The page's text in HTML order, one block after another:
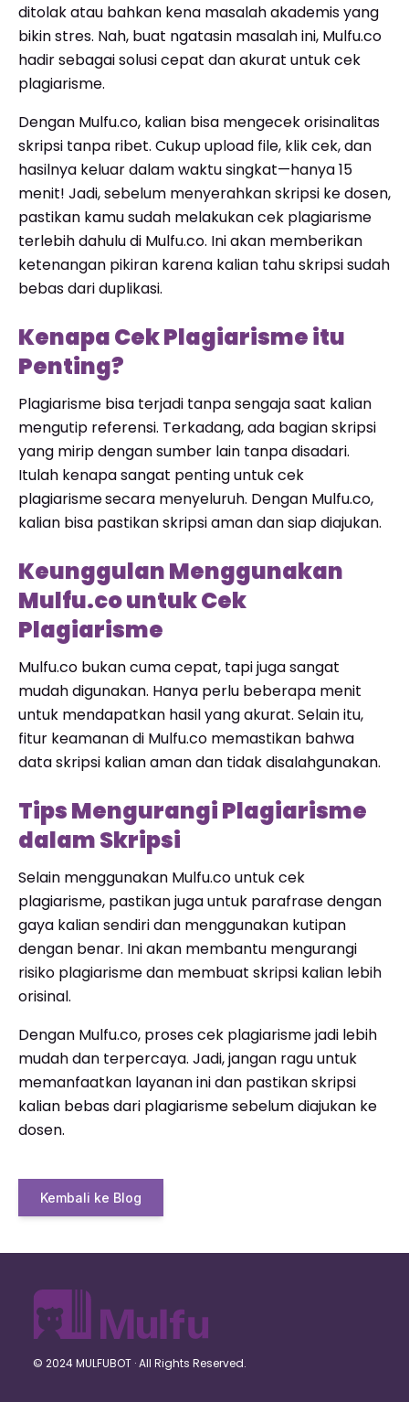
ditolak atau bahkan kena masalah akademis yang
bikin stres. Nah, buat ngatasin masalah ini, Mulfu.co
hadir sebagai solusi cepat dan akurat untuk cek
plagiarisme.
Dengan Mulfu.co, kalian bisa mengecek orisinalitas
skripsi tanpa ribet. Cukup upload file, klik cek, dan
hasilnya keluar dalam waktu singkat—hanya 15
menit! Jadi, sebelum menyerahkan skripsi ke dosen,
pastikan kamu sudah melakukan cek plagiarisme
terlebih dahulu di Mulfu.co. Ini akan memberikan
ketenangan pikiran karena kalian tahu skripsi sudah
bebas dari duplikasi.
Kenapa Cek Plagiarisme itu
Penting?
Plagiarisme bisa terjadi tanpa sengaja saat kalian
mengutip referensi. Terkadang, ada bagian skripsi
yang mirip dengan sumber lain tanpa disadari.
Itulah kenapa sangat penting untuk cek
plagiarismesecara menyeluruh. Dengan Mulfu.co,
kalian bisa pastikan skripsi aman dan siap diajukan.
Keunggulan Menggunakan
Mulfu.co untuk Cek
Plagiarisme
Mulfu.co bukan cuma cepat, tapi juga sangat
mudah digunakan. Hanya perlu beberapa menit
untuk mendapatkan hasil yang akurat. Selain itu,
fitur keamanan di Mulfu.co memastikan bahwa
data skripsi kalian aman dan tidak disalahgunakan.
Tips Mengurangi Plagiarisme
dalam Skripsi
Selain menggunakan Mulfu.co untuk cek
plagiarisme, pastikan juga untuk parafrase dengan
gaya kalian sendiri dan menggunakan kutipan
dengan benar. Ini akan membantu mengurangi
risiko plagiarisme dan membuat skripsi kalian lebih
orisinal.
Dengan Mulfu.co, proses cek plagiarisme jadi lebih
mudah dan terpercaya. Jadi, jangan ragu untuk
memanfaatkan layanan ini dan pastikan skripsi
kalian bebas dari plagiarisme sebelum diajukan ke
dosen.
Kembali ke Blog
© 2024 MULFUBOT · All Rights Reserved.